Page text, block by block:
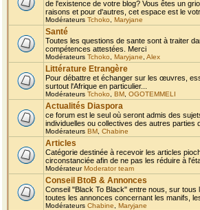
de l'existence de votre blog? Vous êtes un
raisons et pour d'autres, cet espace est le
Modérateurs Tchoko Maryjane
Santé
Toutes les questions de sante sont à traiter
compétences attestées. Merci
Modérateurs Tchoko Maryjane Alex
Littérature Etrangère
Pour débattre et échanger sur les œuvres,
surtout l'Afrique en particulier...
Modérateurs Tchoko BM OGOTEMMELI
Actualités Diaspora
ce forum est le seul où seront admis des
individuelles ou collectives des autres parties
Modérateurs BM Chabine
Articles
Catégorie destinée à recevoir les articles
circonstanciée afin de ne pas les réduire à
ModérateurModerator team
Conseil BtoB & Annonces
Conseil "Black To Black" entre nous, sur
toutes les annonces concernant les manifs,
Modérateurs Chabine Maryjane